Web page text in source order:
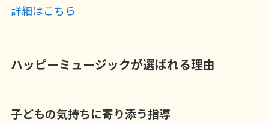
詳細はこちら
ハッピーミュージックが選ばれる理由
子どもの気持ちに寄り添う指導